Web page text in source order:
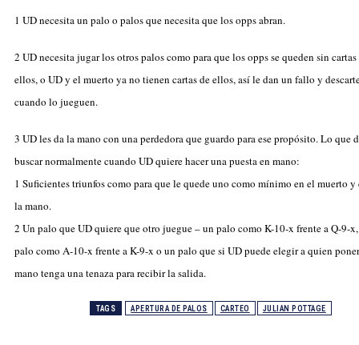
1 UD necesita un palo o palos que necesita que los opps abran.
2 UD necesita jugar los otros palos como para que los opps se queden sin cartas
ellos, o UD y el muerto ya no tienen cartas de ellos, así le dan un fallo y
cuando lo jueguen.
3 UD les da la mano con una perdedora que guardo para ese propósito. Lo que
buscar normalmente cuando UD quiere hacer una puesta en mano:
1 Suficientes triunfos como para que le quede uno como mínimo en el muerto y
la mano.
2 Un palo que UD quiere que otro juegue – un palo como K-10-x frente a Q-9-
palo como A-10-x frente a K-9-x o un palo que si UD puede elegir a quien
mano tenga una tenaza para recibir la salida.
TAGS APERTURA DE PALOS CARTEO JULIAN POTTAGE